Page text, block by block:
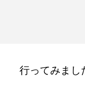
行ってみま